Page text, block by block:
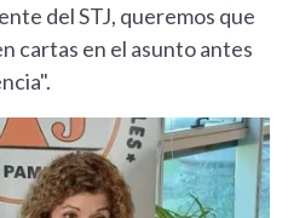
del STJ, queremos que
cartas en el asunto antes